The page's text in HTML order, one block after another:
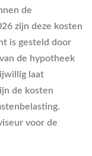
de
zijn deze kosten
is gesteld door
de hypotheek
laat
de kosten
voor de